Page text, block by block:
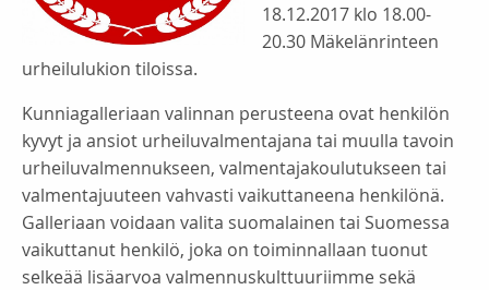
18.12.2017 klo 18.00-
20.30 Mäkelänrinteen
urheilulukion tiloissa.
Kunniagalleriaan valinnan perusteena ovat henkilön
kyvyt ja ansiot urheiluvalmentajana tai muulla tavoin
urheiluvalmennukseen, valmentajakoulutukseen tai
valmentajuuteen vahvasti vaikuttaneena henkilönä.
Galleriaan voidaan valita suomalainen tai Suomessa
vaikuttanut henkilö, joka on toiminnallaan tuonut
selkeää lisäarvoa valmennuskulttuuriimme sekä